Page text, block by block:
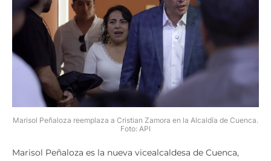
Marisol Peñaloza reemplaza a Cristian Zamora en la Alcaldía de Cuenca.
Foto: API
Marisol Peñaloza es la nueva vicealcaldesa de Cuenca,